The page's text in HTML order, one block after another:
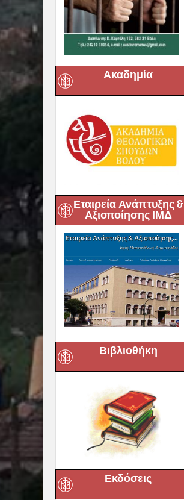
Ακαδημία
Εταιρεία Ανάπτυξης &
Αξιοποίησης ΙΜΔ
Βιβλιοθήκη
Εκδόσεις